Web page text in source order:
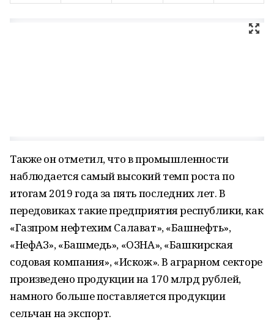
Также он отметил, что в промышленности
наблюдается самый высокий темп роста по
итогам 2019 года за пять последних лет. В
передовиках такие предприятия республики, как
«Газпром нефтехим Салават», «Башнефть»,
«НефАЗ», «Башмедь», «ОЗНА», «Башкирская
содовая компания», «Искож». В аграрном секторе
произведено продукции на 170 млрд рублей,
намного больше поставляется продукции
сельчан на экспорт.